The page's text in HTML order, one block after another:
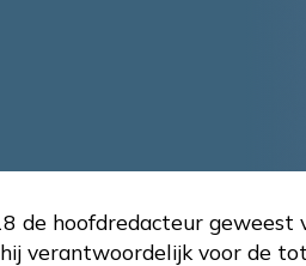
de hoofdredacteur geweest
verantwoordelijk voor de